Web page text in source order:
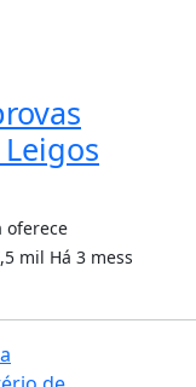
oferece
mil Há 3 mess